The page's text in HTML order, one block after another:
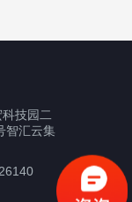
技园二
智汇云集